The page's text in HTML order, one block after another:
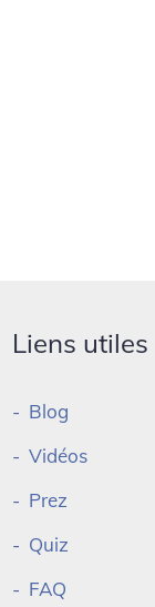
Liens utiles
Blog
Vidéos
Prez
Quiz
FAQ